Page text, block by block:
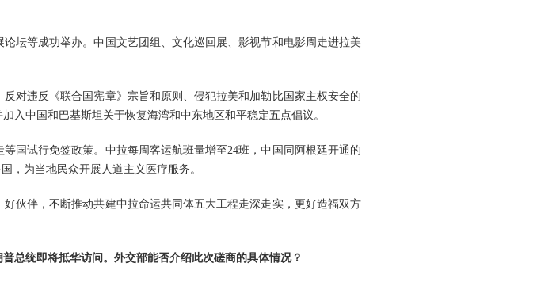
坛等成功举办。中国文艺团组、文化巡回展、影视节和电影周走进拉美
对违反《联合国宪章》宗旨和原则、侵犯拉美和加勒比国家主权安全的
入中国和巴基斯坦关于恢复海湾和中东地区和平稳定五点倡议。
国试行免签政策。中拉每周客运航班量增至24班，中国同阿根廷开通的
，为当地民众开展人道主义医疗服务。
伙伴，不断推动共建中拉命运共同体五大工程走深走实，更好造福双方
总统即将抵华访问。外交部能否介绍此次磋商的具体情况？